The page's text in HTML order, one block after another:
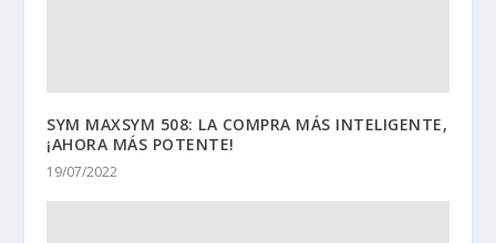
SYM MAXSYM 508: LA COMPRA MÁS INTELIGENTE,
¡AHORA MÁS POTENTE!
19/07/2022